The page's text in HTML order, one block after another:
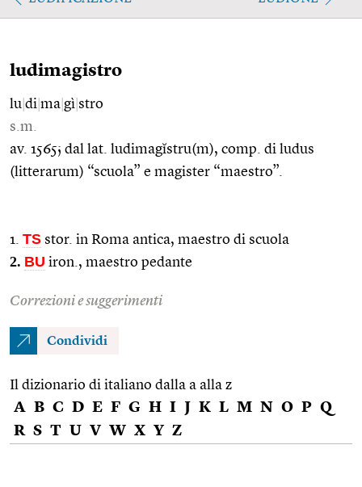
ludimagistro
lu di ma gì stro
s.m.
av. 1565; dal lat. ludimagĭstru(m), comp. di ludus
(litterarum) “scuola” e magister “maestro”.
1. TS stor. in Roma antica, maestro di scuola
2. BU iron., maestro pedante
Correzioni e suggerimenti
Condividi
Il dizionario di italiano dalla a alla z
A B C D E F G H I J K L M N O P Q
R S T U V W X Y Z